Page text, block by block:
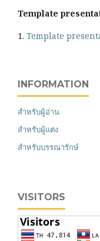
Template
1. Template
INFORMATION
สำหรับผู้อ่าน
สำหรับผู้แต่ง
สำหรับบรรณารักษ์
VISITORS